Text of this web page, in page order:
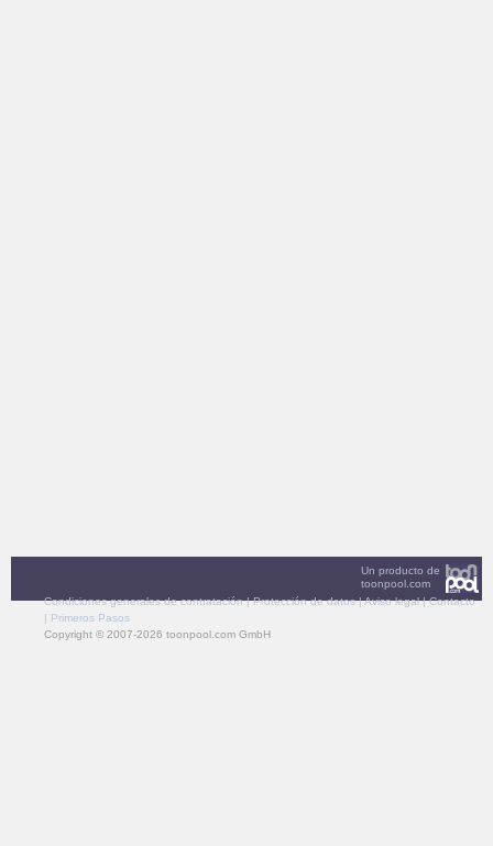
Un producto de
toonpool.com
Condiciones generales de contratación|Protección de datos|Aviso legal|Contacto
| Primeros Pasos
Copyright © 2007-2026 toonpool.com GmbH